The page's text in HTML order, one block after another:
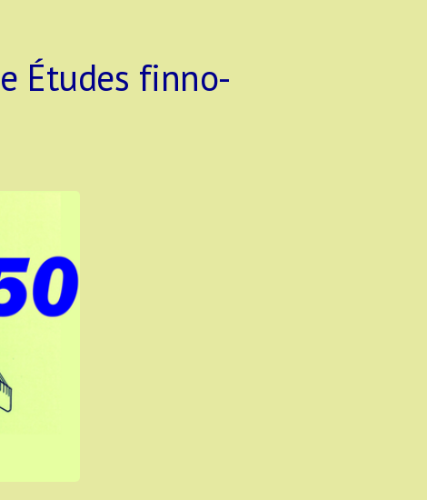
Études finno-